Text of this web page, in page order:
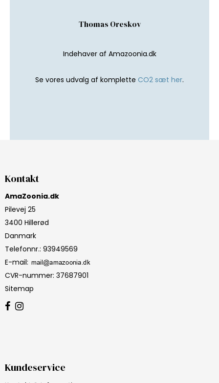
Thomas Oreskov
Indehaver af Amazoonia.dk
Se vores udvalg af komplette CO2 sæt her.
Kontakt
AmaZoonia.dk
Pilevej 25
3400 Hillerød
Danmark
Telefonnr.: 93949569
E-mail:
CVR-nummer: 37687901
Sitemap
Kundeservice